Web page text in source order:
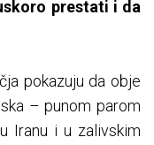
prestati i da
pokazuju da obje
– punom parom
Iranu i u zalivskim